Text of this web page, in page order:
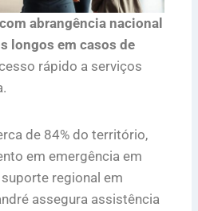
abrangência nacional
longos em casos de
rápido a serviços
de 84% do território,
em emergência em
regional em
assegura assistência